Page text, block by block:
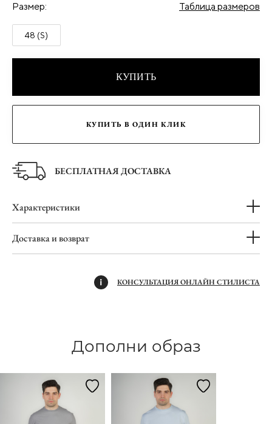
Размер: Таблица размеров
48 (S)
КУПИТЬ
КУПИТЬ В ОДИН КЛИК
БЕСПЛАТНАЯ ДОСТАВКА
Характеристики
Доставка и возврат
КОНСУЛЬТАЦИЯ ОНЛАЙН СТИЛИСТА
Дополни образ